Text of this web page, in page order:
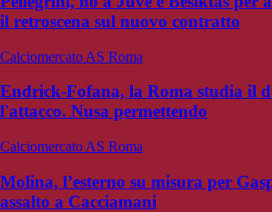
il retroscena sul nuovo contratto
Calciomercato AS Roma
Endrick-Fofana, la Roma studia il
l'attacco. Nusa permettendo
Calciomercato AS Roma
Molina, l’esterno su misura per
assalto a Cacciamani